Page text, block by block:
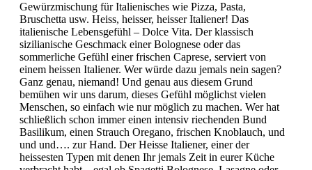
Gewürzmischung für Italienisches wie Pizza, Pasta,
Bruschetta usw. Heiss, heisser, heisser Italiener! Das
italienische Lebensgefühl – Dolce Vita. Der klassisch
sizilianische Geschmack einer Bolognese oder das
sommerliche Gefühl einer frischen Caprese, serviert von
einem heissen Italiener. Wer würde dazu jemals nein sagen?
Ganz genau, niemand! Und genau aus diesem Grund
bemühen wir uns darum, dieses Gefühl möglichst vielen
Menschen, so einfach wie nur möglich zu machen. Wer hat
schließlich schon immer einen intensiv riechenden Bund
Basilikum, einen Strauch Oregano, frischen Knoblauch, und
und und…. zur Hand. Der Heisse Italiener, einer der
heissesten Typen mit denen Ihr jemals Zeit in eurer Küche